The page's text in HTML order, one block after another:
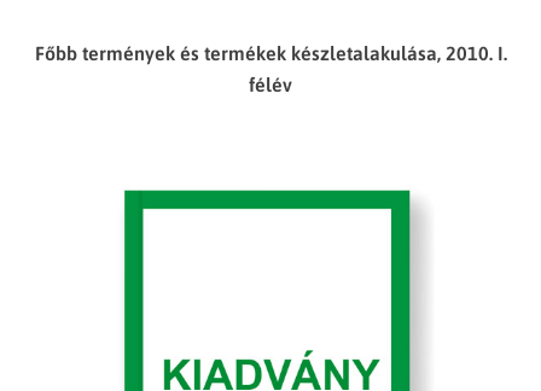
Főbb termények és termékek készletalakulása, 2010. I.
félév